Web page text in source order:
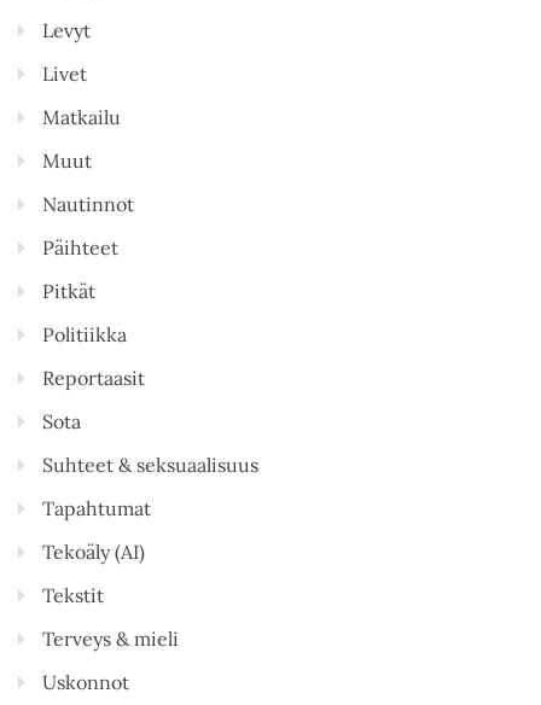
Levyt
Livet
Matkailu
Muut
Nautinnot
Päihteet
Pitkät
Politiikka
Reportaasit
Sota
Suhteet & seksuaalisuus
Tapahtumat
Tekoäly (AI)
Tekstit
Terveys & mieli
Uskonnot